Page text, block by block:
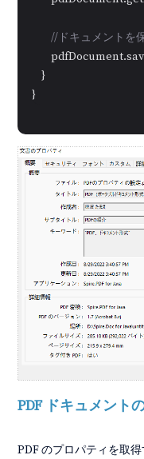
//ドキュメントを
    }
}
PDF ドキュメント
PDF のプロパティを取